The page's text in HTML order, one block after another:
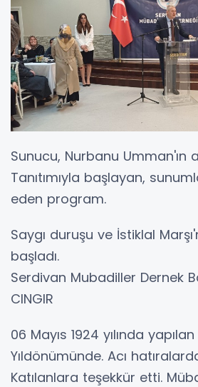
Sunucu, Nurbanu Umman'ın
Tanıtımıyla başlayan,
eden program.
Saygı duruşu ve İstiklal
başladı.
Serdivan Mubadiller Dernek
CINGIR
06 Mayıs 1924 yılında
Yıldönümünde. Acı
Katılanlara teşekkür etti.